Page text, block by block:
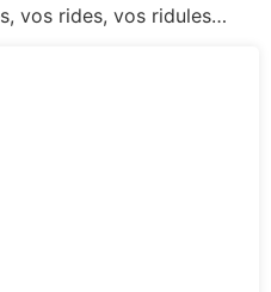
vos rides, vos ridules…